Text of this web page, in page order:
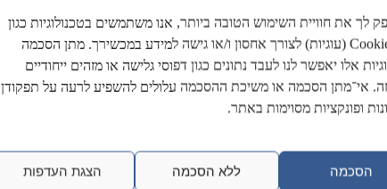
לך את חוויית השימוש הטובה ביותר, אנו משתמשים בטכנולוגיות כגון
קובצי Cookie (עוגיות) לצורך אחסון ו/או גישה למידע במכשירך. מתן הסכמה
אלו יאפשר לנו לעבד נתונים כגון דפוסי גלישה או מזהים ייחודיים
אי־מתן הסכמה או משיכת ההסכמה עלולים להשפיע לרעה על תפקודן
ופונקציות מסוימות באתר.
הסכמה ללא הסכמה הצגת העדפות